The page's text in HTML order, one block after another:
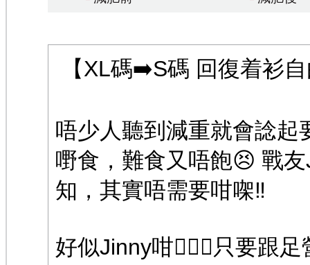
【XL碼➡️S碼 回復着衫
唔少人聽到減重就會諗起
嘢食，難食又唔飽😣 戰
知，其實唔需要咁㗎‼️
好似Jinny咁👩🏻‍⚕️只要跟